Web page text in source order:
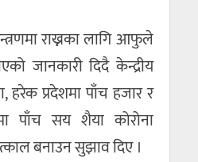
राख्नका लागि आफुले
जानकारी दिदै केन्द्रीय
हरेक प्रदेशमा पाँच हजार र
पाँच सय शैया कोरोना
बनाउन सुझाव दिए ।